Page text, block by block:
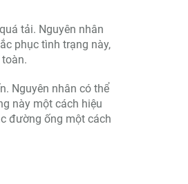
tải. Nguyên nhân
phục tình trạng này,
Nguyên nhân có thể
này một cách hiệu
đường ống một cách